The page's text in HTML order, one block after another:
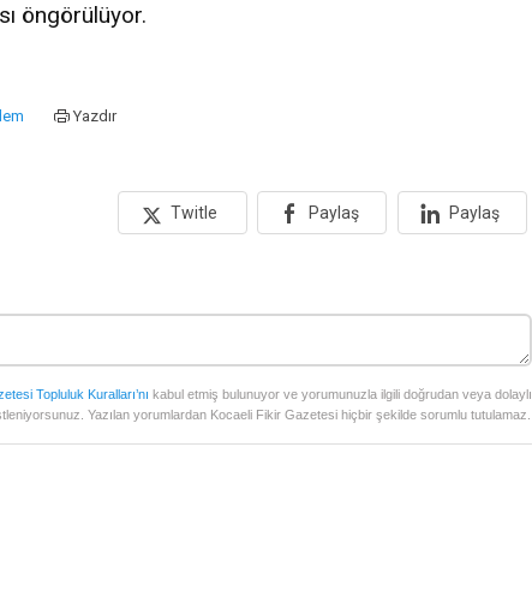
öngörülüyor.
Yazdır
Twitle Paylaş Paylaş
Topluluk Kuralları’nı kabul etmiş bulunuyor ve yorumunuzla ilgili doğrudan veya dolaylı
Yazılan yorumlardan Kocaeli Fikir Gazetesi hiçbir şekilde sorumlu tutulamaz.